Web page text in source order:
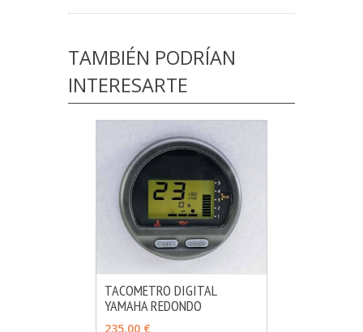
TAMBIÉN PODRÍAN
INTERESARTE
AÑADIR
TACOMETRO DIGITAL
YAMAHA REDONDO
235,00 €